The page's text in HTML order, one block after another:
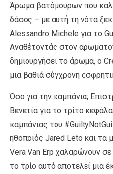
Άρωμα βατόμουρων που
δάσος – με αυτή τη νότα
Alessandro Michele για το
Αναθέτοντάς στον
δημιουργήσει το άρωμα, ο
μια βαθιά σύγχρονη
Όσο για την καμπάνια;
Βενετία για το τρίτο
καμπάνιας του
ηθοποιός Jared Leto και τα
Vera Van Erp χαλαρώνουν
το τρίο αυτό αποτελεί μια